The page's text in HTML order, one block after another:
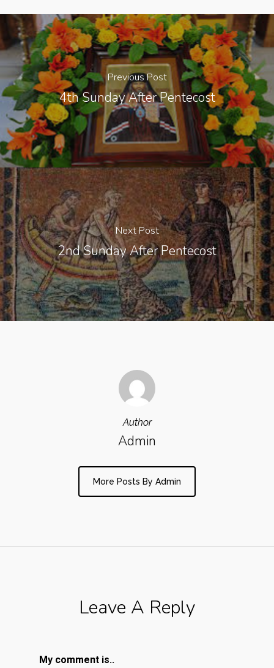
Previous Post
4th Sunday After Pentecost
Next Post
2nd Sunday After Pentecost
Author
Admin
More Posts By Admin
Leave A Reply
My comment is..